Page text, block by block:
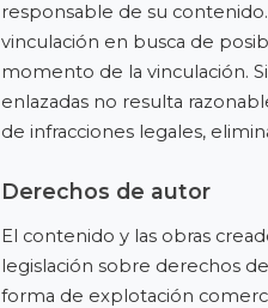
responsable de su
vinculación en busca de
momento de la vinculación.
enlazadas no resulta
de infracciones legales,
Derechos de autor
El contenido y las obras
legislación sobre derechos
forma de explotación